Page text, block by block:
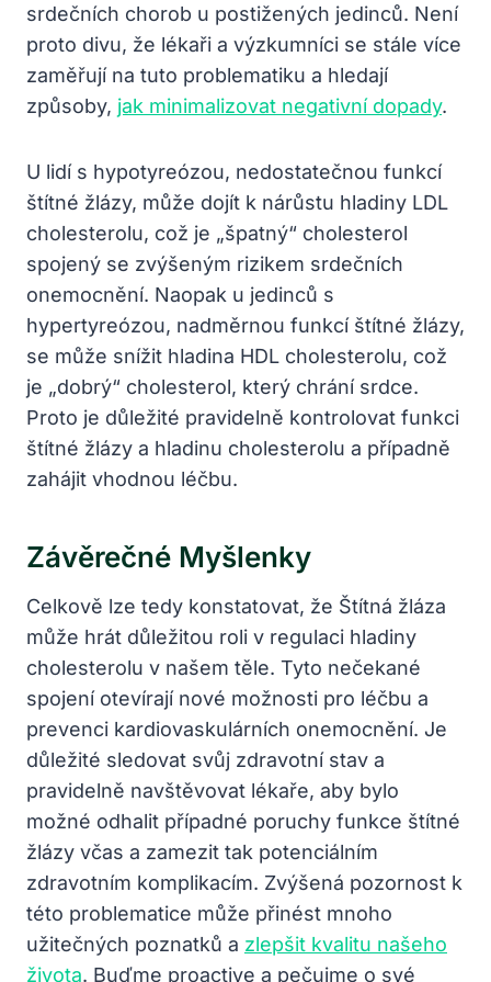
srdečních chorob u postižených jedinců. Není
proto divu, že lékaři a výzkumníci se stále více
zaměřují na tuto problematiku a hledají
způsoby, jak minimalizovat negativní dopady.
U lidí s hypotyreózou, nedostatečnou funkcí
štítné žlázy, může dojít k nárůstu hladiny LDL
cholesterolu, což je „špatný“ cholesterol
spojený se zvýšeným rizikem srdečních
onemocnění. Naopak u jedinců s
hypertyreózou, nadměrnou funkcí štítné žlázy,
se může snížit hladina HDL cholesterolu, což
je „dobrý“ cholesterol, který chrání srdce.
Proto je důležité pravidelně kontrolovat funkci
štítné žlázy a hladinu cholesterolu a případně
zahájit vhodnou léčbu.
Závěrečné Myšlenky
Celkově lze tedy konstatovat, že Štítná žláza
může hrát důležitou roli v regulaci hladiny
cholesterolu v našem těle. Tyto nečekané
spojení otevírají nové možnosti pro léčbu a
prevenci kardiovaskulárních onemocnění. Je
důležité sledovat svůj zdravotní stav a
pravidelně navštěvovat lékaře, aby bylo
možné odhalit případné poruchy funkce štítné
žlázy včas a zamezit tak potenciálním
zdravotním komplikacím. Zvýšená pozornost k
této problematice může přinést mnoho
užitečných poznatků a zlepšit kvalitu našeho
života. Buďme proactive a pečujme o své